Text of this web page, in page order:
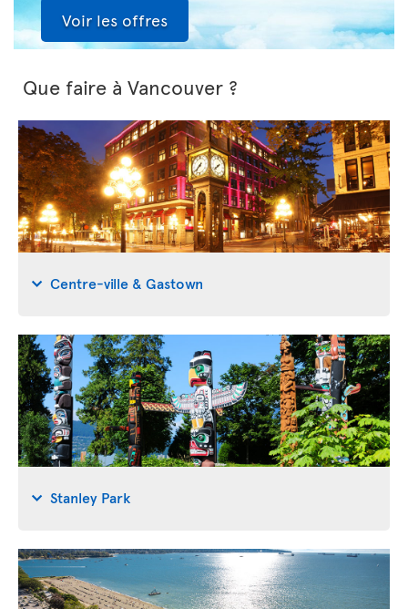
Voir les offres
Que faire à Vancouver ?
Centre-ville & Gastown
Stanley Park